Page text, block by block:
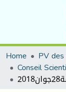
Home